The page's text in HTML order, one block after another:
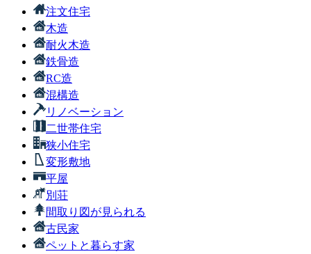
注文住宅
木造
耐火木造
鉄骨造
RC造
混構造
リノベーション
二世帯住宅
狭小住宅
変形敷地
平屋
別荘
間取り図が見られる
古民家
ペットと暮らす家